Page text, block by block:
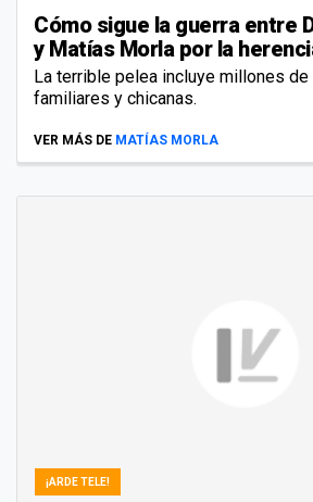
Cómo sigue la guerra entre
y Matías Morla por la
La terrible pelea incluye millones
familiares y chicanas.
VER MÁS DE MATÍAS MORLA
¡ARDE TELE!